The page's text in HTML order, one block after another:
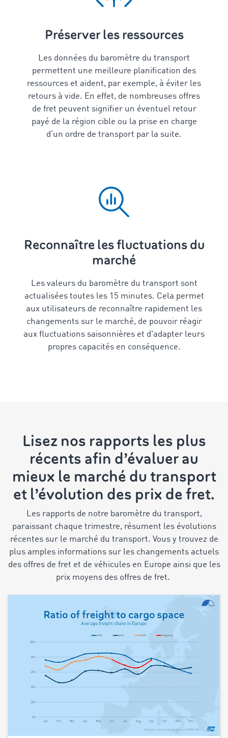
Préserver les ressources
Les données du baromètre du transport
permettent une meilleure planification des
ressources et aident, par exemple, à éviter les
retours à vide. En effet, de nombreuses offres
de fret peuvent signifier un éventuel retour
payé de la région cible ou la prise en charge
d’un ordre de transport par la suite.
Reconnaître les fluctuations du
marché
Les valeurs du baromètre du transport sont
actualisées toutes les 15 minutes. Cela permet
aux utilisateurs de reconnaître rapidement les
changements sur le marché, de pouvoir réagir
aux fluctuations saisonnières et d'adapter leurs
propres capacités en conséquence.
Lisez nos rapports les plus
récents afin d’évaluer au
mieux le marché du transport
et l’évolution des prix de fret.
Les rapports de notre baromètre du transport,
paraissant chaque trimestre, résument les évolutions
récentes sur le marché du transport. Vous y trouvez de
plus amples informations sur les changements actuels
des offres de fret et de véhicules en Europe ainsi que les
prix moyens des offres de fret.